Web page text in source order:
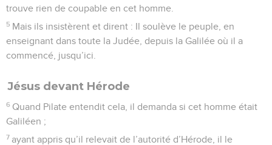
trouve rien de coupable en cet homme.
5 Mais ils insistèrent et dirent : Il soulève le peuple, en
enseignant dans toute la Judée, depuis la Galilée où il a
commencé, jusqu’ici.
Jésus devant Hérode
6 Quand Pilate entendit cela, il demanda si cet homme était
Galiléen ;
7 ayant appris qu’il relevait de l’autorité d’Hérode, il le